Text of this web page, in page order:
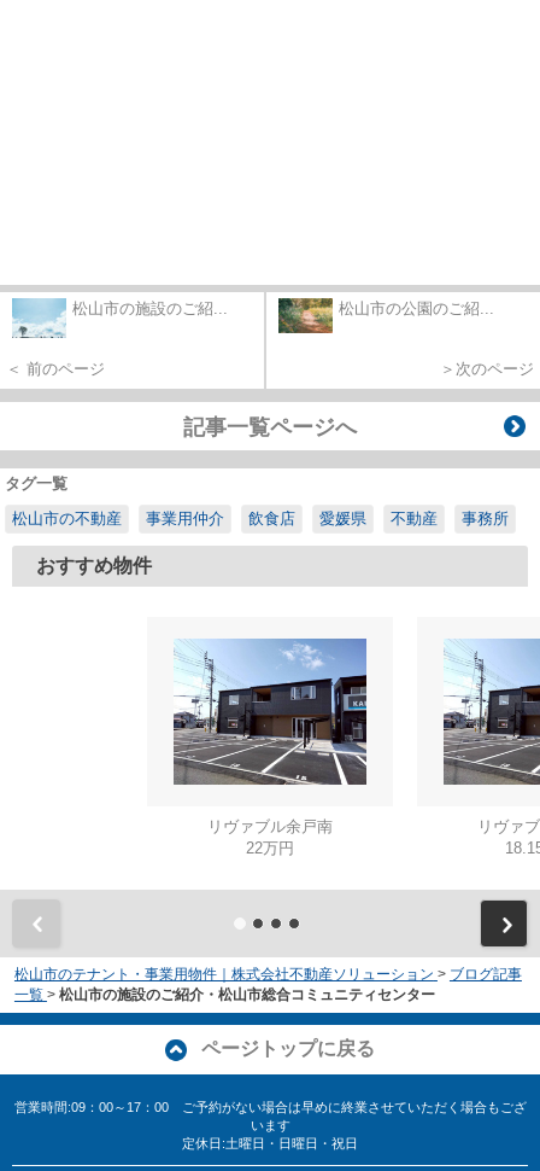
松山市の施設のご紹...
＜ 前のページ
松山市の公園のご紹...
＞次のページ
記事一覧ページへ
タグ一覧
松山市の不動産
事業用仲介 飲食店 愛媛県 不動産 事務所
おすすめ物件
リヴァブル余戸南
22万円
リヴァ
松山市のテナント・事業用物件｜株式会社不動産ソリューション > ブログ記事
一覧 > 松山市の施設のご紹介・松山市総合コミュニティセンター
ページトップに戻る
営業時間:09：00～17：00 ご予約がない場合は早めに終業させていただく場合もござ
います
定休日:土曜日・日曜日・祝日